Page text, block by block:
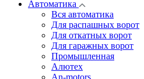
Автоматика
Вся автоматика
Для распашных ворот
Для откатных ворот
Для гаражных ворот
Промышленная
Алютех
An-motors